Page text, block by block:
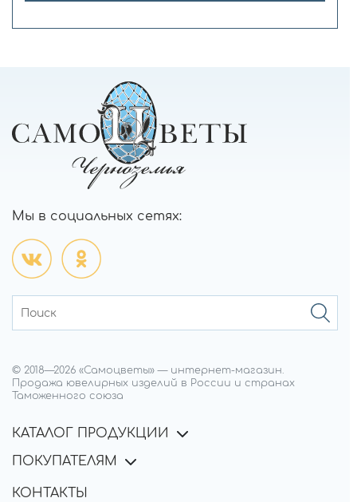
Мы в социальных сетях:
© 2018—2026 «Самоцветы» — интернет-магазин.
Продажа ювелирных изделий в России и странах
Таможенного союза
КАТАЛОГ ПРОДУКЦИИ
ПОКУПАТЕЛЯМ
КОНТАКТЫ